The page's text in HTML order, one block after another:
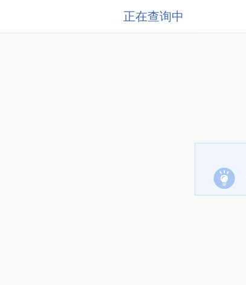
正在查询中